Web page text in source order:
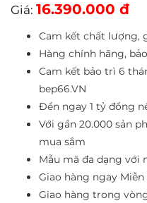
Giá: 16.390.000 đ
Cam kết chất lượng,
Hàng chính hãng,
Cam kết bảo trì 6
bep66.VN
Đền ngay 1 tỷ đồng
Với gần 20.000 sản
mua sắm
Mẫu mã đa dạng với
Giao hàng ngay
Giao hàng trong